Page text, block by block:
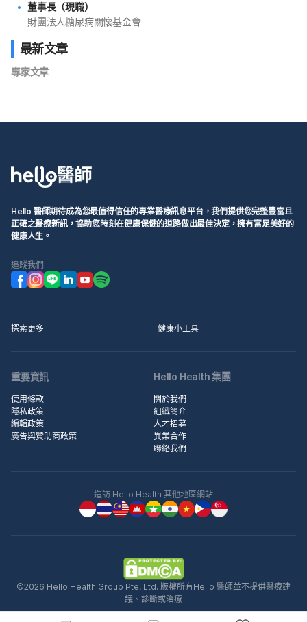
董事長（現職）
財團法人糖尿病關懷基金會
最新文章
專家文章
Hello 醫師期待成為您最值得信任的專業醫療訊息平台，我們提供您完整豐富且
正確之醫療新訊，協助您時刻在健康保健的道路做出最佳決定，擁有富足美好的
健康人生。
追蹤我們
探索更多 健康小工具
重要資訊
使用條款
隱私政策
編輯政策
廣告與贊助商政策
Hello Health 集團
關於我們
組織簡介
人才招募
異業合作
聯絡我們
造訪 Hello Health 其他地區網站
©2026 Hello Health Group Pte. Ltd. 版權所有Hello 醫師並不提供醫療建
議、診斷或治療